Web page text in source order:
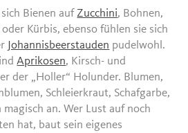
sich Bienen aufZucchini, Bohnen,
Kürbis, ebenso fühlen sie sich
Johannisbeerstauden pudelwohl.
Aprikosen, Kirsch- und
der „Holler“ Holunder. Blumen,
Schleierkraut, Schafgarbe,
an. Wer Lust auf noch
hat, baut sein eigenes